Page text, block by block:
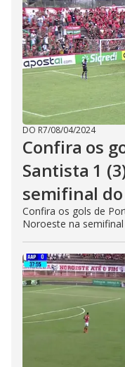
DO R7/08/04/2024
Confira os
Santista 1
semifinal
Confira os gols de
Noroeste na